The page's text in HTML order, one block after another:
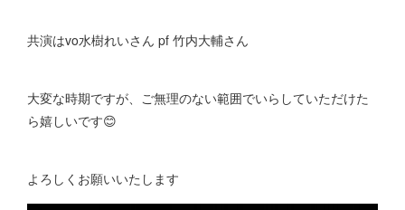
共演はvo水樹れいさん pf 竹内大輔さん
大変な時期ですが、ご無理のない範囲でいらしていただけた
ら嬉しいです😊
よろしくお願いいたします